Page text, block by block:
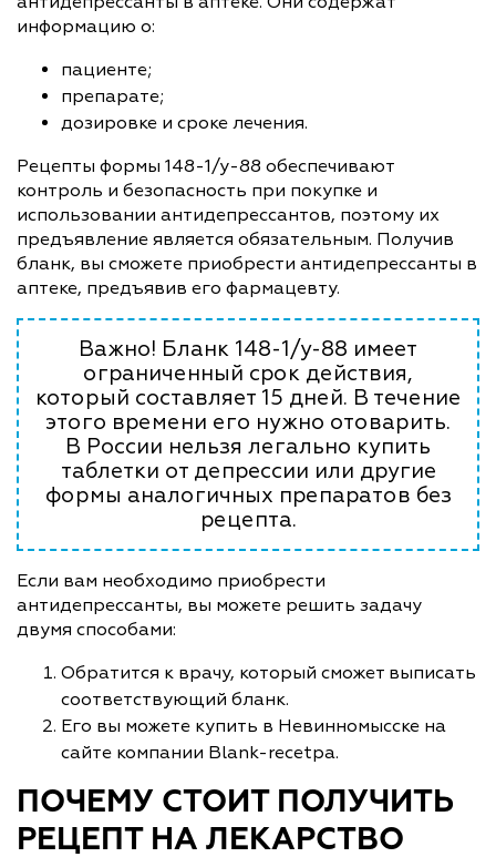
информацию о:
пациенте;
препарате;
дозировке и сроке лечения.
Рецепты формы 148-1/у-88 обеспечивают
контроль и безопасность при покупке и
использовании антидепрессантов, поэтому их
предъявление является обязательным. Получив
бланк, вы сможете приобрести антидепрессанты в
аптеке, предъявив его фармацевту.
Важно! Бланк 148-1/у-88 имеет
ограниченный срок действия,
который составляет 15 дней. В течение
этого времени его нужно отоварить.
В России нельзя легально купить
таблетки от депрессии или другие
формы аналогичных препаратов без
рецепта.
Если вам необходимо приобрести
антидепрессанты, вы можете решить задачу
двумя способами:
Обратится к врачу, который сможет выписать
соответствующий бланк.
Его вы можете купить в Невинномысске на
сайте компании Blank-recetpa.
ПОЧЕМУ СТОИТ ПОЛУЧИТЬ
РЕЦЕПТ НА ЛЕКАРСТВО